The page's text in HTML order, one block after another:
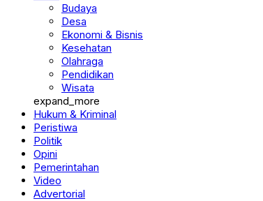
Budaya
Desa
Ekonomi & Bisnis
Kesehatan
Olahraga
Pendidikan
Wisata
expand_more
Hukum & Kriminal
Peristiwa
Politik
Opini
Pemerintahan
Video
Advertorial